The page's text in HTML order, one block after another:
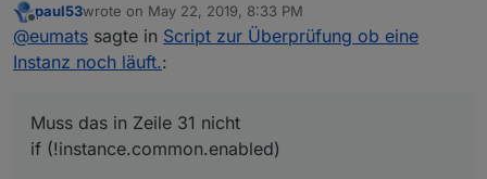
heißen?
paul53wrote on May 22, 2019, 8:33 PM
last edited by
@eumats sagte in Script zur Überprüfung ob eine
Instanz noch läuft.:
Muss das in Zeile 31 nicht
if (!instance.common.enabled)